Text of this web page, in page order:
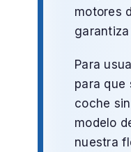
motores
Para
para que
coche
modelo
nuestra